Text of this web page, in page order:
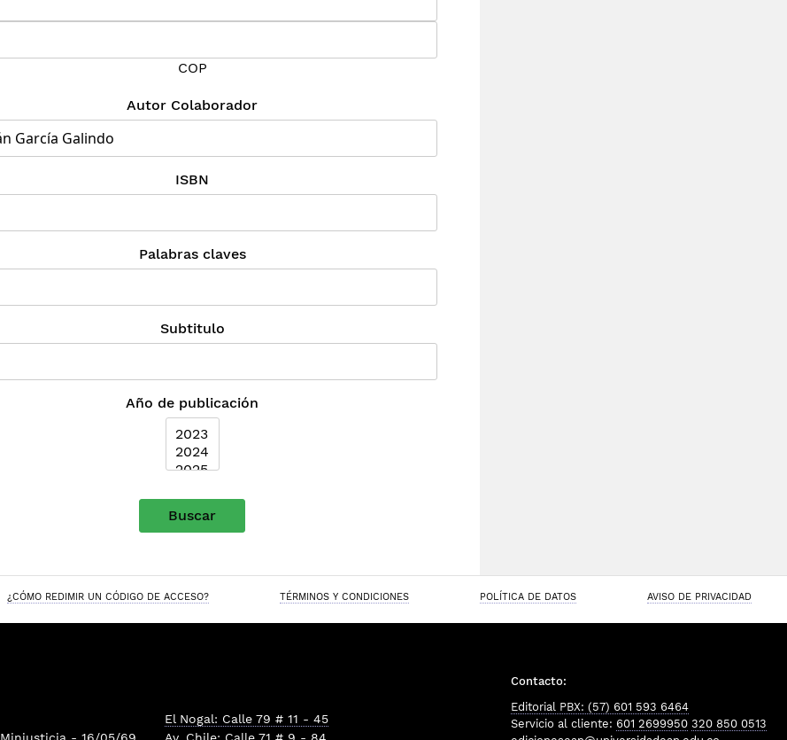
COP
Autor Colaborador
ISBN
Palabras claves
Subtitulo
Año de publicación
Buscar
¿CÓMO REDIMIR UN CÓDIGO DE ACCESO? TÉRMINOS Y CONDICIONES POLÍTICA DE DATOS AVISO DE PRIVACIDAD
El Nogal: Calle 79 # 11 - 45
Contacto:
Editorial PBX: (57) 601 593 6464
Servicio al cliente: 601 2699950 320 850 0513